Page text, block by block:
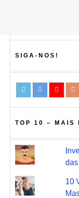
SIGA-NOS!
TOP 10 – MAIS
10